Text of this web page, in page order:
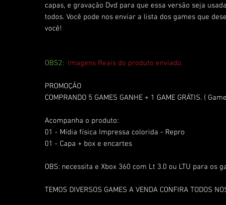
capas, e gravação Dvd para que essa versão seja
todos. Você pode nos enviar a lista dos games que
você!
OBS2: Imagens Reais do produto enviado.
PROMOÇÃO
COMPRANDO 5 GAMES GANHE + 1 GAME GRÁTIS. (
Acompanha o produto:
01 - Mídia física Impressa colorida - Repro
01 - Capa + box e encartes
OBS: necessita e Xbox 360 com Lt 3.0 ou LTU para os
TEMOS DIVERSOS GAMES A VENDA CONFIRA TODOS